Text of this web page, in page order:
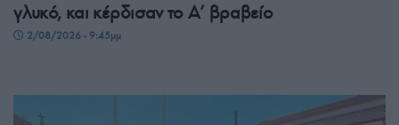
γλυκό, και κέρδισαν το A’ βραβείο
2/08/2026 - 9:45μμ